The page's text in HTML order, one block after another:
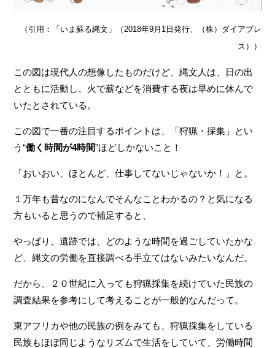
（引用：「いま蘇る縄文」（2018年9月1日発行、（株）ダイアプレ
ス））
この図は現代人の想像したものだけど、縄文人は、日の出
とともに活動し、火で薪などを消費する夜は早めに休んで
いたとされている。
この図で一番の注目するポイントは、「狩猟・採集」とい
う“働く時間が4時間”ほどしかないこと！
「おいおい、ほとんど、仕事してないじゃないか！」と。
１万年も昔なのになんでそんなことわかるの？と気になる
方もいると思うので補足すると、
やっぱり、遺跡では、どのような時間を過ごしていたかな
ど、縄文の労働を直接調べる手立てはないみたいなんだ。
だから、２０世紀に入っても狩猟採集を続けていた民族の
調査結果を参考にして考えることが一般的なんだって。
東アフリカや他の民族の例をみても、狩猟採集をしている
民族もほぼ同じようなリズムで生活をしていて、労働時間